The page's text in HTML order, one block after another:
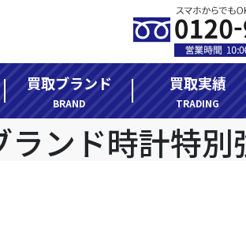
買取ブランド
BRAND
買取実績
TRADING